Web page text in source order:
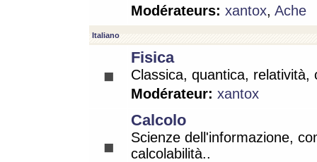
Modérateurs: xantox, Ache
Italiano
Fisica
Classica, quantica, relatività,
Modérateur: xantox
Calcolo
Scienze dell'informazione,
calcolabilità..